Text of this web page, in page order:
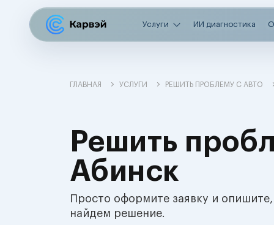
Услуги ИИ диагностика
ГЛАВНАЯ УСЛУГИ РЕШИТЬ ПРОБЛЕМУ С АВТО
Решить
Абинск
Просто оформите заявку и
найдем решение.